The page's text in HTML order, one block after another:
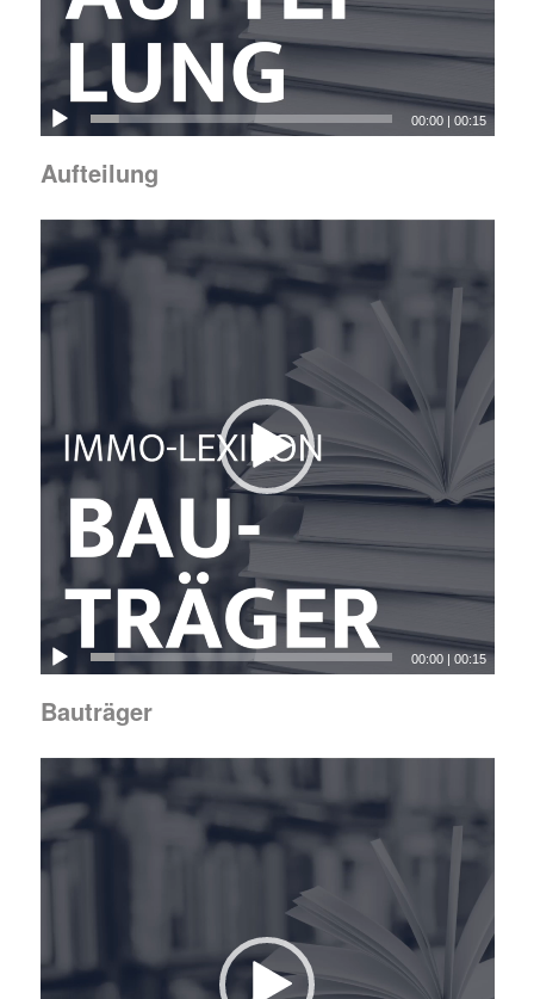
00:00 |00:15
Aufteilung
00:00 |00:15
Bauträger